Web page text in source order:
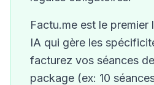
Factu.me est le
IA qui gère les
facturez vos séances
package (ex: 10